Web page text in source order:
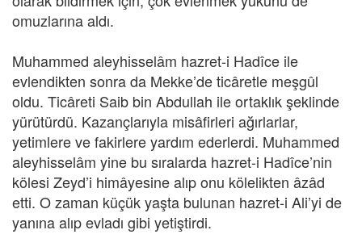
omuzlarına aldı.
Muhammed aleyhisselâm hazret-i Hadîce ile
evlendikten sonra da Mekke’de ticâretle meşgûl
oldu. Ticâreti Saib bin Abdullah ile ortaklık şeklinde
yürütürdü. Kazançlarıyla misâfirleri ağırlarlar,
yetimlere ve fakirlere yardım ederlerdi. Muhammed
aleyhisselâm yine bu sıralarda hazret-i Hadîce’nin
kölesi Zeyd’i himâyesine alıp onu kölelikten âzâd
etti. O zaman küçük yaşta bulunan hazret-i Ali’yi de
yanına alıp evladı gibi yetiştirdi.